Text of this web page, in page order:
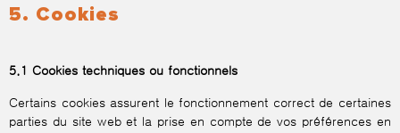
5. Cookies
5.1 Cookies techniques ou fonctionnels
Certains cookies assurent le fonctionnement correct de certaines
parties du site web et la prise en compte de vos préférences en